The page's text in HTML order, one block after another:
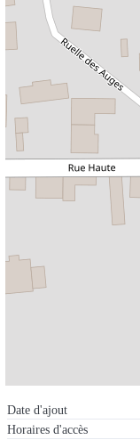
Date d'ajout
Horaires d'accès